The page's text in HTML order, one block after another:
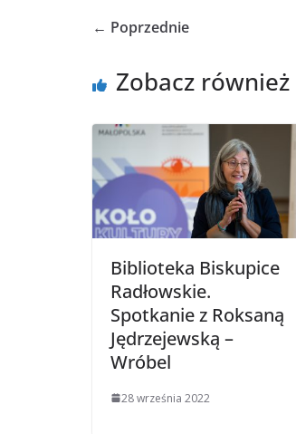
← Poprzednie
Zobacz również
Biblioteka Biskupice
Radłowskie.
Spotkanie z Roksaną
Jędrzejewską –
Wróbel
28 września 2022